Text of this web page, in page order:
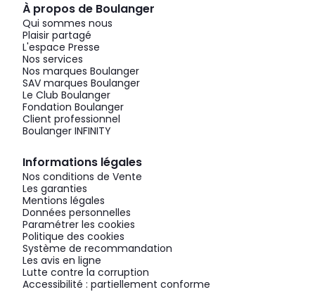
À propos de Boulanger
Qui sommes nous
Plaisir partagé
L'espace Presse
Nos services
Nos marques Boulanger
SAV marques Boulanger
Le Club Boulanger
Fondation Boulanger
Client professionnel
Boulanger INFINITY
Informations légales
Nos conditions de Vente
Les garanties
Mentions légales
Données personnelles
Paramétrer les cookies
Politique des cookies
Système de recommandation
Les avis en ligne
Lutte contre la corruption
Accessibilité : partiellement conforme